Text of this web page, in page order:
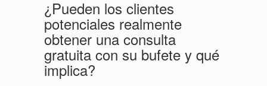
¿Pueden los clientes
potenciales realmente
obtener una consulta
gratuita con su bufete y qué
implica?